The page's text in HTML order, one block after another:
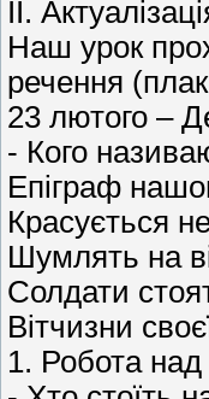
ΙΙ.
Наш урок
речення
23 лютого –
- Кого
Епіграф
Красується
Шумлять на
Солдати
Вітчизни
1. Робота над